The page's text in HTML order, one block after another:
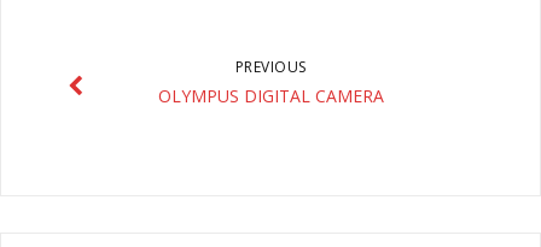
PREVIOUS
OLYMPUS DIGITAL CAMERA